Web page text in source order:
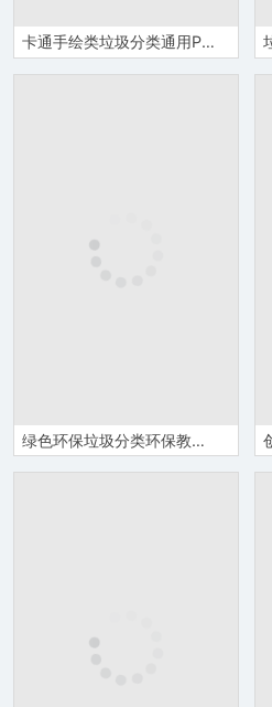
卡通手绘类垃圾分类通用PPT模板
绿色环保垃圾分类环保教育PPT模板